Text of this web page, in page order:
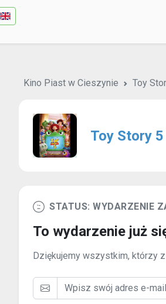
Kino Piast w Cieszynie Toy
Toy Story 5
STATUS: WYDARZENIE
To wydarzenie już
Dziękujemy wszystkim, którzy